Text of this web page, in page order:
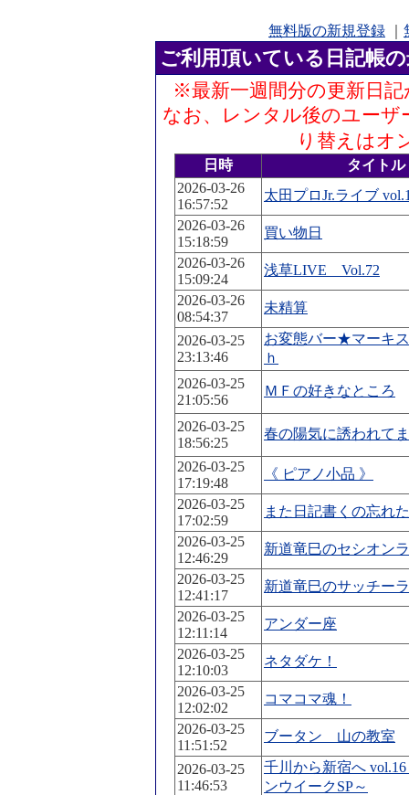
無料版の新規登録
ご利用頂いている日記帳
※最新一週間分の更新日
なお、レンタル後のユーザ
り替えはオ
日時
タイトル
2026-03-26
16:57:52
太田プロJr.ライブ
2026-03-26
15:18:59
買い物日
2026-03-26
15:09:24
浅草LIVE Vol.72
2026-03-26
08:54:37
未精算
2026-03-25
23:13:46
お変態バー★マーキ
ｈ
2026-03-25
21:05:56
ＭＦの好きなところ
2026-03-25
18:56:25
春の陽気に誘われて
2026-03-25
17:19:48
《 ピアノ小品 》
2026-03-25
17:02:59
また日記書くの忘れた
2026-03-25
12:46:29
新道竜巳のセシオン
2026-03-25
12:41:17
新道竜巳のサッチー
2026-03-25
12:11:14
アンダー座
2026-03-25
12:10:03
ネタダケ！
2026-03-25
12:02:02
コマコマ魂！
2026-03-25
11:51:52
ブータン 山の教室
2026-03-25
11:46:53
千川から新宿へ
ンウイークSP～